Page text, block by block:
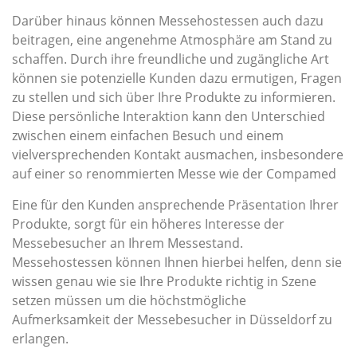
Darüber hinaus können Messehostessen auch dazu
beitragen, eine angenehme Atmosphäre am Stand zu
schaffen. Durch ihre freundliche und zugängliche Art
können sie potenzielle Kunden dazu ermutigen, Fragen
zu stellen und sich über Ihre Produkte zu informieren.
Diese persönliche Interaktion kann den Unterschied
zwischen einem einfachen Besuch und einem
vielversprechenden Kontakt ausmachen, insbesondere
auf einer so renommierten Messe wie der Compamed
Eine für den Kunden ansprechende Präsentation Ihrer
Produkte, sorgt für ein höheres Interesse der
Messebesucher an Ihrem Messestand.
Messehostessen können Ihnen hierbei helfen, denn sie
wissen genau wie sie Ihre Produkte richtig in Szene
setzen müssen um die höchstmögliche
Aufmerksamkeit der Messebesucher in Düsseldorf zu
erlangen.